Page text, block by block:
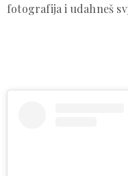
fotografija i udahneš